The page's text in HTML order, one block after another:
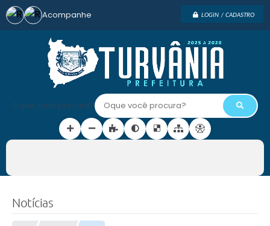
LOGIN / CADASTRO
Oque você procura?
Acompanhe
Notícias